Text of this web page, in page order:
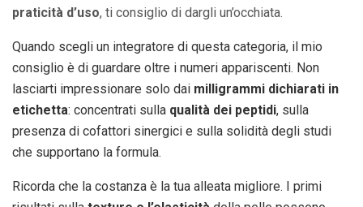
praticità d’uso, ti consiglio di dargli un’occhiata.
Quando scegli un integratore di questa categoria, il mio
consiglio è di guardare oltre i numeri appariscenti. Non
lasciarti impressionare solo dai milligrammi dichiarati in
etichetta: concentrati sulla qualità dei peptidi, sulla
presenza di cofattori sinergici e sulla solidità degli studi
che supportano la formula.
Ricorda che la costanza è la tua alleata migliore. I primi